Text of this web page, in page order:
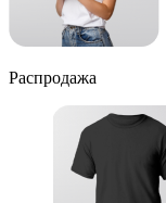
Распродажа